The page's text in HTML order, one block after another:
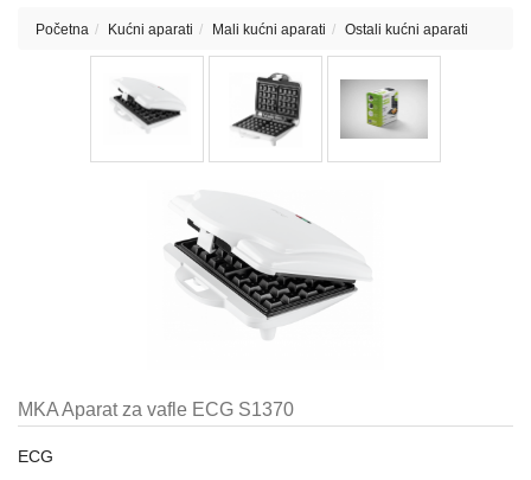
Računarske
komponente
satovi
oprema
Početna Kućni aparati Mali kućni aparati Ostali kućni aparati
MKA Aparat za vafle ECG S1370
ECG